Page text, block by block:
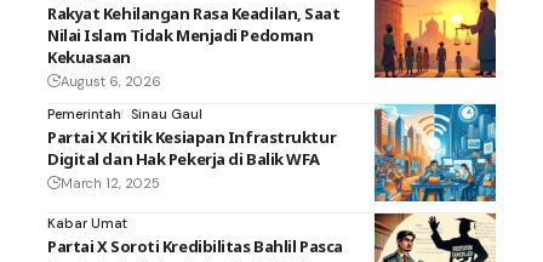
Rakyat Kehilangan Rasa Keadilan, Saat
Nilai Islam Tidak Menjadi Pedoman
Kekuasaan
August 6, 2026
Pemerintah
Sinau Gaul
Partai X Kritik Kesiapan Infrastruktur
Digital dan Hak Pekerja di Balik WFA
March 12, 2025
Kabar Umat
Partai X Soroti Kredibilitas Bahlil Pasca